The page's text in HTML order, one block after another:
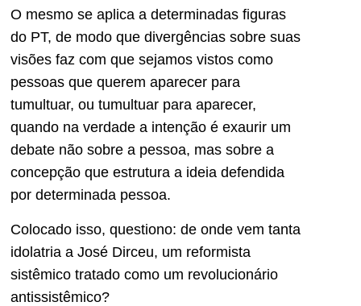
O mesmo se aplica a determinadas figuras
do PT, de modo que divergências sobre suas
visões faz com que sejamos vistos como
pessoas que querem aparecer para
tumultuar, ou tumultuar para aparecer,
quando na verdade a intenção é exaurir um
debate não sobre a pessoa, mas sobre a
concepção que estrutura a ideia defendida
por determinada pessoa.
Colocado isso, questiono: de onde vem tanta
idolatria a José Dirceu, um reformista
sistêmico tratado como um revolucionário
antissistêmico?